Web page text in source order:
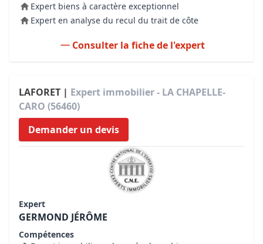
Expert biens à caractère exceptionnel
Expert en analyse du recul du trait de côte
Consulter la fiche de l'expert
LAFORET | Expert immobilier - LA CHAPELLE-
CARO (56460)
Demander un devis
Expert
GERMOND JÉRÔME
Compétences